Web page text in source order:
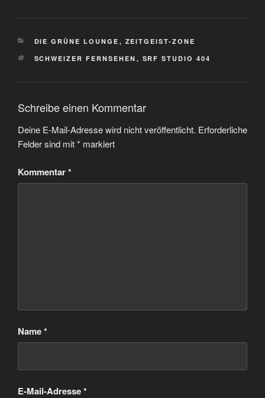
KATEGORIEN
DIE GRÜNE LOUNGE , ZEITGEIST-ZONE
SCHLAGWÖRTER
SCHWEIZER FERNSEHEN , SRF STUDIO 404
Schreibe einen Kommentar
Deine E-Mail-Adresse wird nicht veröffentlicht. Erforderliche
Felder sind mit* markiert
Kommentar*
Name*
E-Mail-Adresse*